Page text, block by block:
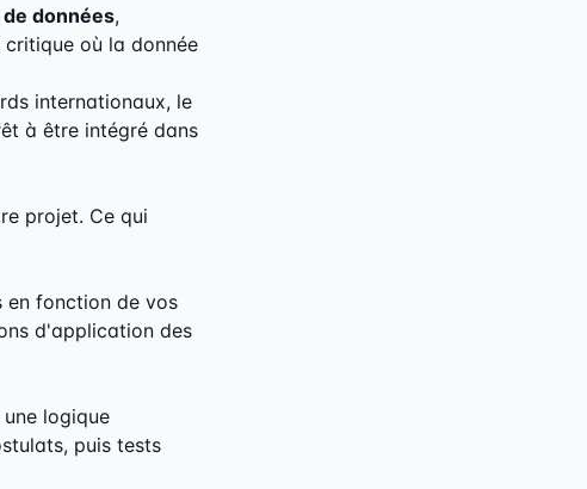
données,
où la donnée
internationaux, le
à être intégré dans
projet. Ce qui
en fonction de vos
d'application des
logique
puis tests